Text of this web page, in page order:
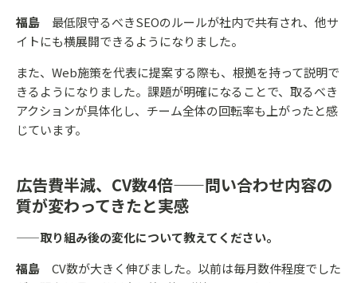
福島 最低限守るべきSEOのルールが社内で共有され、他サ
イトにも横展開できるようになりました。
また、Web施策を代表に提案する際も、根拠を持って説明で
きるようになりました。課題が明確になることで、取るべき
アクションが具体化し、チーム全体の回転率も上がったと感
じています。
広告費半減、CV数4倍——問い合わせ内容の
質が変わってきたと実感
——取り組み後の変化について教えてください。
福島 CV数が大きく伸びました。以前は毎月数件程度でした